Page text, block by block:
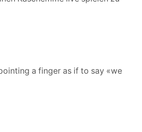
a finger as if to say «we